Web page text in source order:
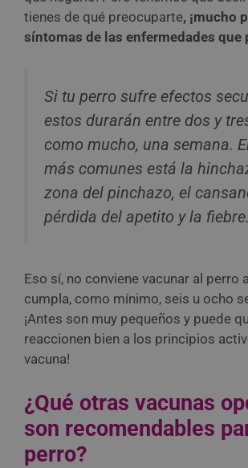
tienes de qué preocuparte, ¡mucho
síntomas de las enfermedades que
Si tu perro sufre efectos
estos durarán entre dos y
como mucho, una semana.
más comunes está la
zona del pinchazo, el
pérdida del apetito y la fiebre.
Eso sí, no conviene vacunar al perro
cumpla, como mínimo, seis u ocho
¡Antes son muy pequeños y puede
reaccionen bien a los principios
vacuna!
¿Qué otras vacunas
son recomendables
perro?